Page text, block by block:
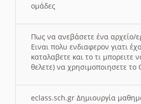
ομάδες
Πως να ανεβάσετε ένα αρχείο/
Ειναι πολυ ενδιαφερον γιατι
καταλαβετε και το τι μπορειτε
θελετε) να χρησιμοποιησετε το
eclass.sch.gr Δημιουργία